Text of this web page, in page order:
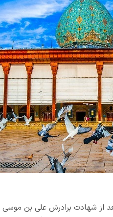
شهادت برادرش علی بن موسی